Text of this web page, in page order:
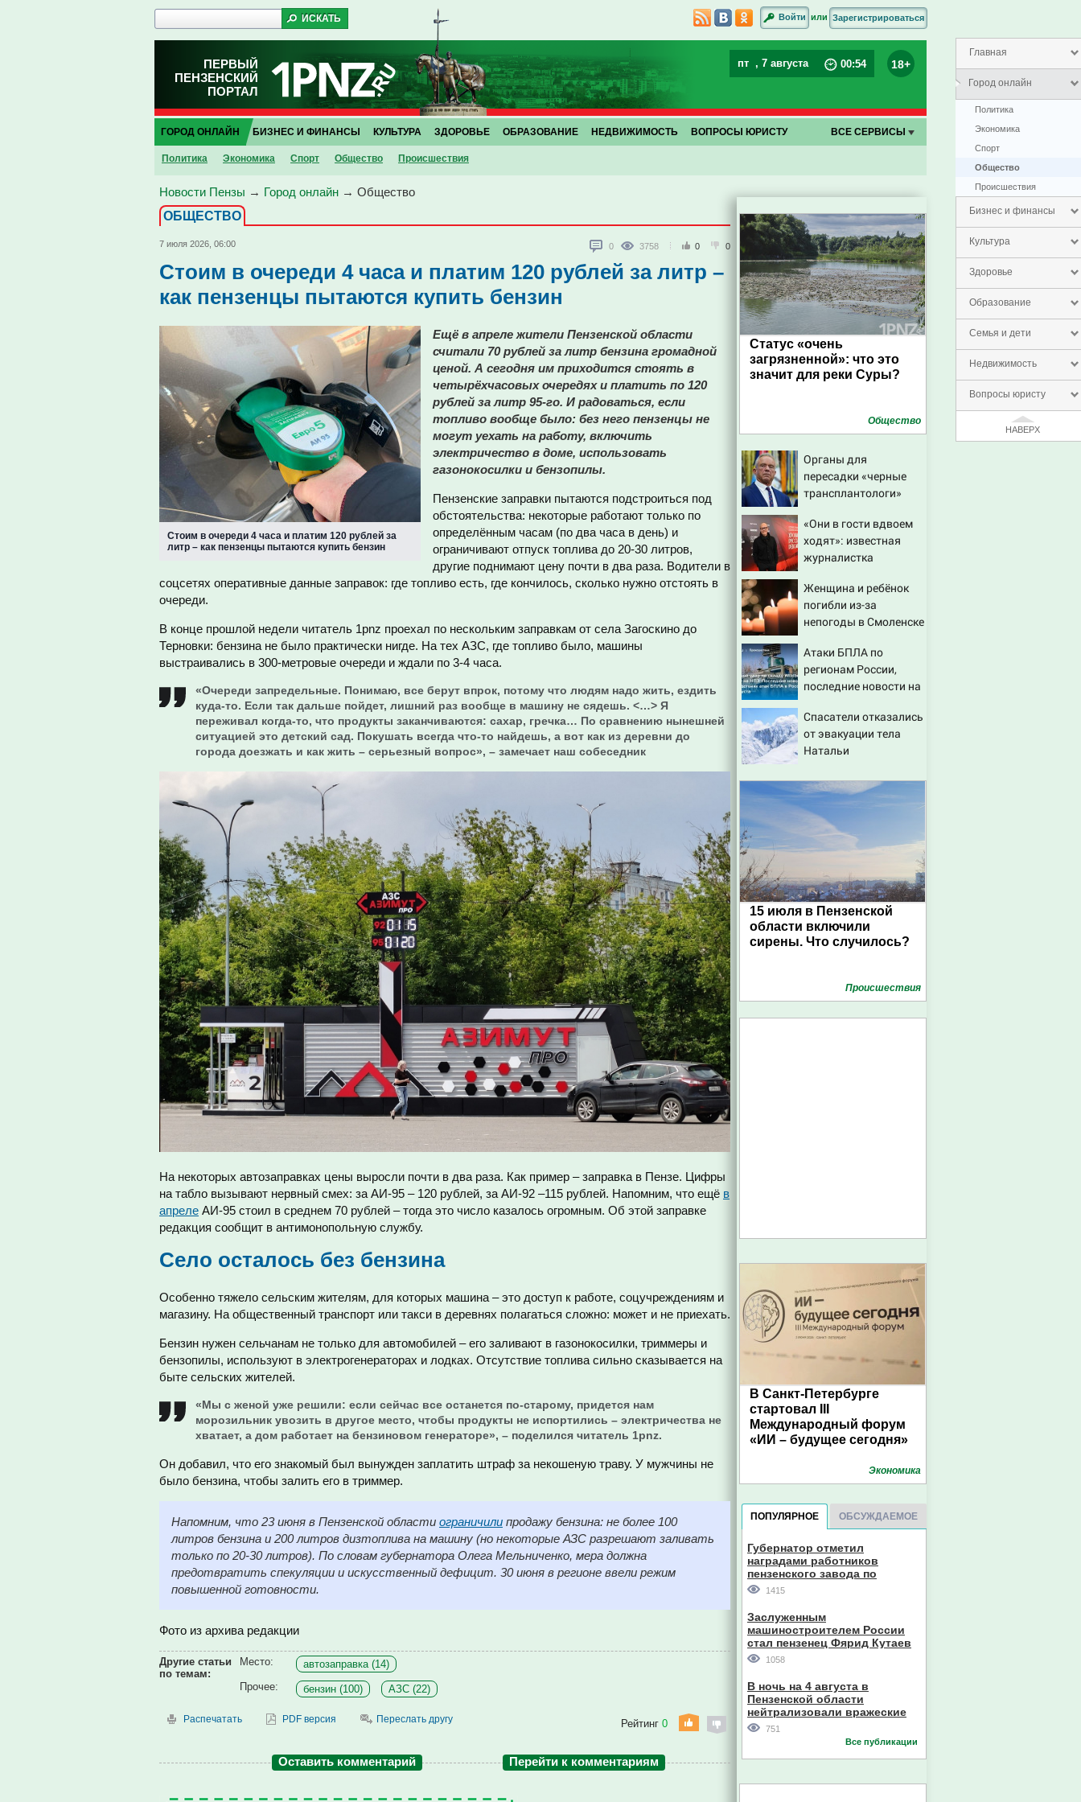
Главная
Город онлайн
Политика
Экономика
Спорт
Общество
Проиcшествия
Бизнес и финансы
Культура
Здоровье
Образование
Семья и дети
Недвижимость
Вопросы юристу
НАВЕРХ
Войти или Зарегистрироваться
ПЕРВЫЙ
ПЕНЗЕНСКИЙ
ПОРТАЛ
пт , 7 августа 00:54 18+
ГОРОД ОНЛАЙН
Политика Экономика Спорт Общество Проиcшествия
БИЗНЕС И ФИНАНСЫ КУЛЬТУРА ЗДОРОВЬЕ ОБРАЗОВАНИЕ НЕДВИЖИМОСТЬ ВОПРОСЫ ЮРИСТУ ВСЕ СЕРВИСЫ
Новости Пензы → Город онлайн → Общество
ОБЩЕСТВО
7 июля 2026, 06:00 0 3758 0 0
Стоим в очереди 4 часа и платим 120 рублей за литр –
как пензенцы пытаются купить бензин
Стоим в очереди 4 часа и платим 120 рублей за
литр – как пензенцы пытаются купить бензин
Ещё в апреле жители Пензенской области
считали 70 рублей за литр бензина громадной
ценой. А сегодня им приходится стоять в
четырёхчасовых очередях и платить по 120
рублей за литр 95-го. И радоваться, если
топливо вообще было: без него пензенцы не
могут уехать на работу, включить
электричество в доме, использовать
газонокосилки и бензопилы.
Пензенские заправки пытаются подстроиться под
обстоятельства: некоторые работают только по
определённым часам (по два часа в день) и
ограничивают отпуск топлива до 20-30 литров,
другие поднимают цену почти в два раза. Водители в
соцсетях оперативные данные заправок: где топливо есть, где кончилось, сколько нужно отстоять в
очереди.
В конце прошлой недели читатель 1pnz проехал по нескольким заправкам от села Загоскино до
Терновки: бензина не было практически нигде. На тех АЗС, где топливо было, машины
выстраивались в 300-метровые очереди и ждали по 3-4 часа.
«Очереди запредельные. Понимаю, все берут впрок, потому что людям надо жить, ездить
куда-то. Если так дальше пойдет, лишний раз вообще в машину не сядешь. <…> Я
переживал когда-то, что продукты заканчиваются: сахар, гречка… По сравнению нынешней
ситуацией это детский сад. Покушать всегда что-то найдешь, а вот как из деревни до
города доезжать и как жить – серьезный вопрос», – замечает наш собеседник
На некоторых автозаправках цены выросли почти в два раза. Как пример – заправка в Пензе. Цифры
на табло вызывают нервный смех: за АИ-95 – 120 рублей, за АИ-92 –115 рублей. Напомним, что ещё в
апреле АИ-95 стоил в среднем 70 рублей – тогда это число казалось огромным. Об этой заправке
редакция сообщит в антимонопольную службу.
Село осталось без бензина
Особенно тяжело сельским жителям, для которых машина – это доступ к работе, соцучреждениям и
магазину. На общественный транспорт или такси в деревнях полагаться сложно: может и не приехать.
Бензин нужен сельчанам не только для автомобилей – его заливают в газонокосилки, триммеры и
бензопилы, используют в электрогенераторах и лодках. Отсутствие топлива сильно сказывается на
быте сельских жителей.
«Мы с женой уже решили: если сейчас все останется по-старому, придется нам
морозильник увозить в другое место, чтобы продукты не испортились – электричества не
хватает, а дом работает на бензиновом генераторе», – поделился читатель 1pnz.
Он добавил, что его знакомый был вынужден заплатить штраф за некошеную траву. У мужчины не
было бензина, чтобы залить его в триммер.
Напомним, что 23 июня в Пензенской области ограничили продажу бензина: не более 100
литров бензина и 200 литров дизтоплива на машину (но некоторые АЗС разрешают заливать
только по 20-30 литров). По словам губернатора Олега Мельниченко, мера должна
предотвратить спекуляции и искусственный дефицит. 30 июня в регионе ввели режим
повышенной готовности.
Фото из архива редакции
Другие статьи
по темам:
Место:
автозаправка (14)
Прочее:
бензин (100) АЗС (22)
Распечатать PDF версия Переслать другу Рейтинг 0
Оставить комментарий Перейти к комментариям
Статус «очень
загрязненной»: что это
значит для реки Суры?
Общество
Органы для
пересадки «черные
трансплантологи»
живых пациентов
«Они в гости вдвоем
ходят»: известная
журналистка
Бондарчука и
Исаковой
Женщина и ребёнок
погибли из-за
непогоды в Смоленске
Атаки БПЛА по
регионам России,
последние новости на
последствия, атаки на
склады Wildberries,
состояние
Спасатели отказались
от эвакуации тела
Натальи
семитысячника
15 июля в Пензенской
области включили
сирены. Что случилось?
Проиcшествия
В Санкт-Петербурге
стартовал III
Международный форум
«ИИ – будущее сегодня»
Экономика
ПОПУЛЯРНОЕ ОБСУЖДАЕМОЕ
Губернатор отметил
наградами работников
пензенского завода по
производству станков
1415
Заслуженным
машиностроителем России
стал пензенец Фярид Кутаев
1058
В ночь на 4 августа в
Пензенской области
нейтрализовали вражеские
дроны
751
Все публикации